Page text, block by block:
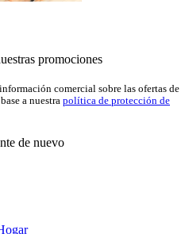
promociones
comercial sobre las ofertas de
a nuestra política de protección de
de nuevo